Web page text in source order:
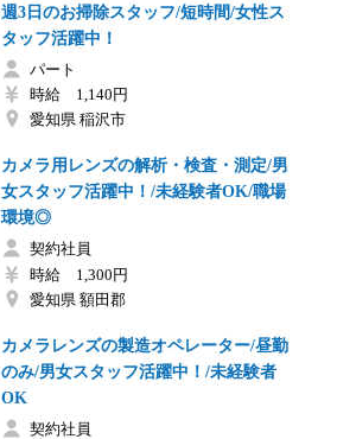
週3日のお掃除スタッフ/短時間/女性ス
タッフ活躍中！
パート
時給 1,140円
愛知県 稲沢市
カメラ用レンズの解析・検査・測定/男
女スタッフ活躍中！/未経験者OK/職場
環境◎
契約社員
時給 1,300円
愛知県 額田郡
カメラレンズの製造オペレーター/昼勤
のみ/男女スタッフ活躍中！/未経験者
OK
契約社員